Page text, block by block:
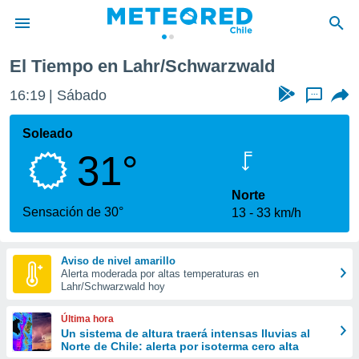
de
por
que se
calidad.
a este
las
y
forma
digital
basada
El Tiempo en Lahr/Schwarzwald
16:19 Sábado ...
Soleado
31°
Sensación de 30°
Norte
13
33 km/h
Aviso de nivel amarillo
Alerta moderada por altas temperaturas en
Lahr/Schwarzwald hoy
Última hora
Un sistema de altura traerá intensas lluvias al
Norte de Chile: alerta por isoterma cero alta